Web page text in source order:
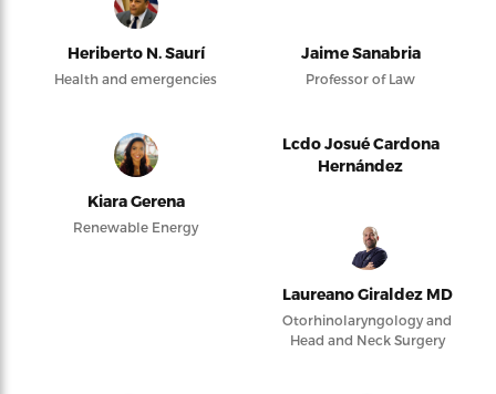
Heriberto N. Saurí
Health and emergencies
Jaime Sanabria
Professor of Law
Kiara Gerena
Renewable Energy
Lcdo Josué Cardona
Hernández
Laureano Giraldez MD
Otorhinolaryngology and
Head and Neck Surgery